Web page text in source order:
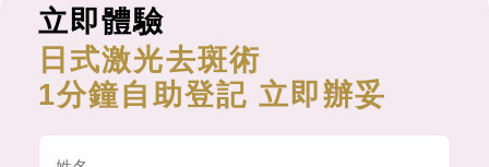
立即體驗
日式激光去斑術
1分鐘自助登記 立即辦妥